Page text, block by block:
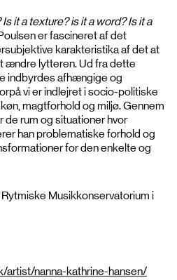
it a texture? is it a word? Is it a
er fascineret af det
karakteristika af det at
ændre lytteren. Ud fra dette
indbyrdes afhængige og
vi er indlejret i socio-politiske
magtforhold og miljø. Gennem
rum og situationer hvor
han problematiske forhold og
for den enkelte og
Musikkonservatorium i
artist/nanna-kathrine-hansen/